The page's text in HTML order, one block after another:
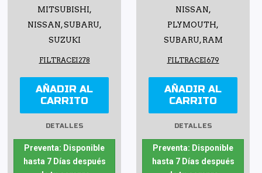
MITSUBISHI,
NISSAN, SUBARU,
SUZUKI
FILTRACEI278
AÑADIR AL
CARRITO
DETALLES
Preventa: Disponible
hasta 7 Días después
NISSAN,
PLYMOUTH,
SUBARU, RAM
FILTRACEI679
AÑADIR AL
CARRITO
DETALLES
Preventa: Disponible
hasta 7 Días después